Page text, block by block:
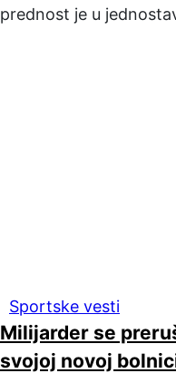
prednost je u
Sportske vesti
Milijarder se
svojoj novoj